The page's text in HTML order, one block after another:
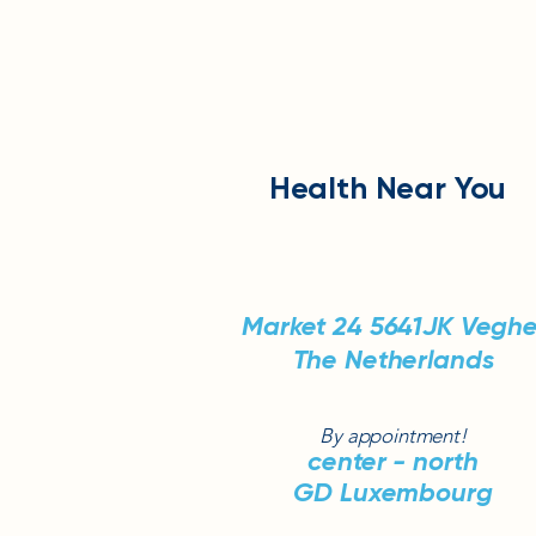
Health Near You
Market 24 5641JK
The Netherlands
By appointment!
center - north
GD Luxembourg